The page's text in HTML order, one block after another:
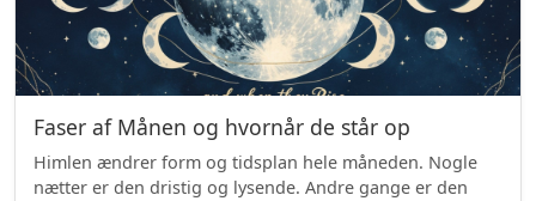
Faser af Månen og hvornår de står op
Himlen ændrer form og tidsplan hele måneden. Nogle
nætter er den dristig og lysende. Andre gange er den